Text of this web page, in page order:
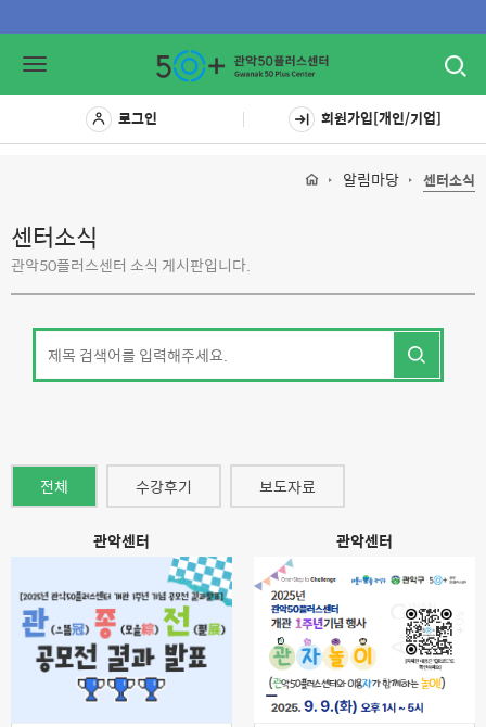
Toggle
로그인 회원가입[개인/기업]
알림마당 센터소식
센터소식
관악50플러스센터 소식 게시판입니다.
전체 수강후기 보도자료
관악센터 관악센터